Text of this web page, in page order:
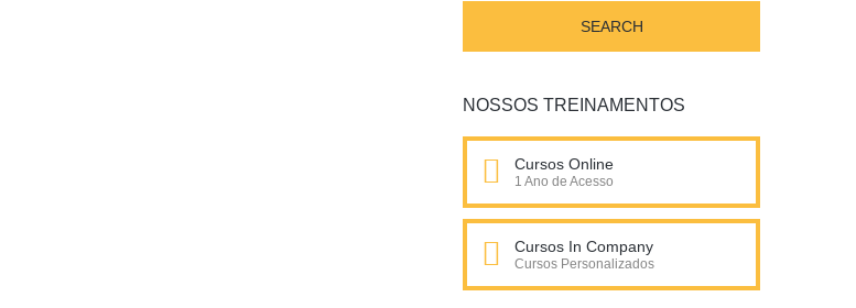
NOSSOS TREINAMENTOS
Cursos Online
1 Ano de Acesso
Cursos In Company
Cursos Personalizados